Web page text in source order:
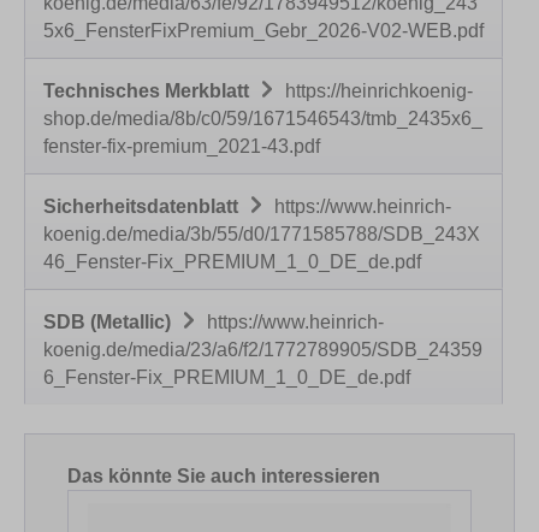
5x6_FensterFixPremium_Gebr_2026-V02-WEB.pdf
Technisches Merkblatt
https://heinrichkoenig-
shop.de/media/8b/c0/59/1671546543/tmb_2435x6_
fenster-fix-premium_2021-43.pdf
Sicherheitsdatenblatt
https://www.heinrich-
koenig.de/media/3b/55/d0/1771585788/SDB_243X
46_Fenster-Fix_PREMIUM_1_0_DE_de.pdf
SDB (Metallic)
https://www.heinrich-
koenig.de/media/23/a6/f2/1772789905/SDB_24359
6_Fenster-Fix_PREMIUM_1_0_DE_de.pdf
Produktgalerie überspringen
Das könnte Sie auch interessieren